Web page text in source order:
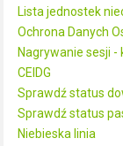
Lista jednostek
Ochrona Danych
Nagrywanie sesji
CEIDG
Sprawdź status
Sprawdź status
Niebieska linia